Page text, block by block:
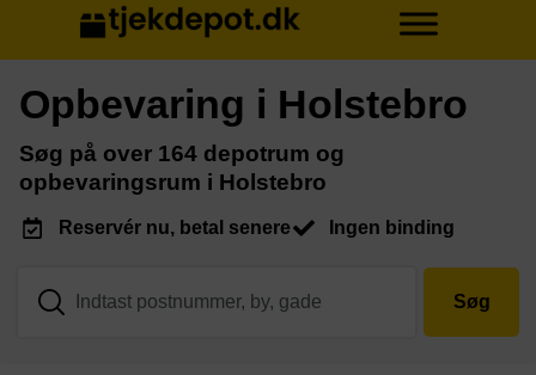
Opbevaring i Holstebro
Søg på over 164 depotrum og
opbevaringsrum i Holstebro
Reservér nu, betal senere Ingen binding
Søg